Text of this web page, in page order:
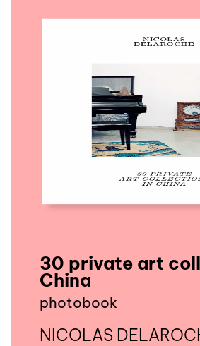
nous contacter
nous contacter
nous soutenir
nous trouver
diffusion/
30 private art
China
photobook
NICOLAS